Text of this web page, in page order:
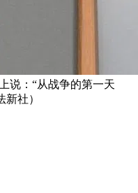
说：“从战争的第一天
社）